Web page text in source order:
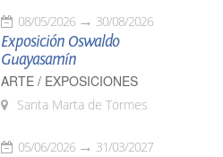
08/05/2026 30/08/2026
Exposición Oswaldo
Guayasamín
ARTE / EXPOSICIONES
Santa Marta de Tormes
05/06/2026 31/03/2027